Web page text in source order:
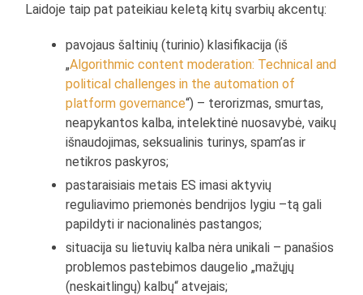
Laidoje taip pat pateikiau keletą kitų svarbių akcentų:
pavojaus šaltinių (turinio) klasifikacija (iš
„Algorithmic content moderation: Technical and
political challenges in the automation of
platform governance“) – terorizmas, smurtas,
neapykantos kalba, intelektinė nuosavybė, vaikų
išnaudojimas, seksualinis turinys, spam’as ir
netikros paskyros;
pastaraisiais metais ES imasi aktyvių
reguliavimo priemonės bendrijos lygiu –tą gali
papildyti ir nacionalinės pastangos;
situacija su lietuvių kalba nėra unikali – panašios
problemos pastebimos daugelio „mažųjų
(neskaitlingų) kalbų“ atvejais;